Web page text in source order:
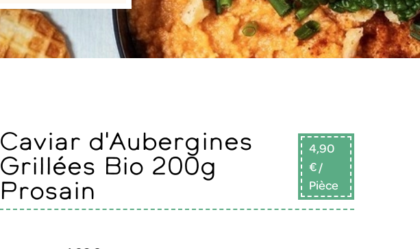
Caviar d'Aubergines
Grillées Bio 200g
Prosain
4,90
€/
Pièce